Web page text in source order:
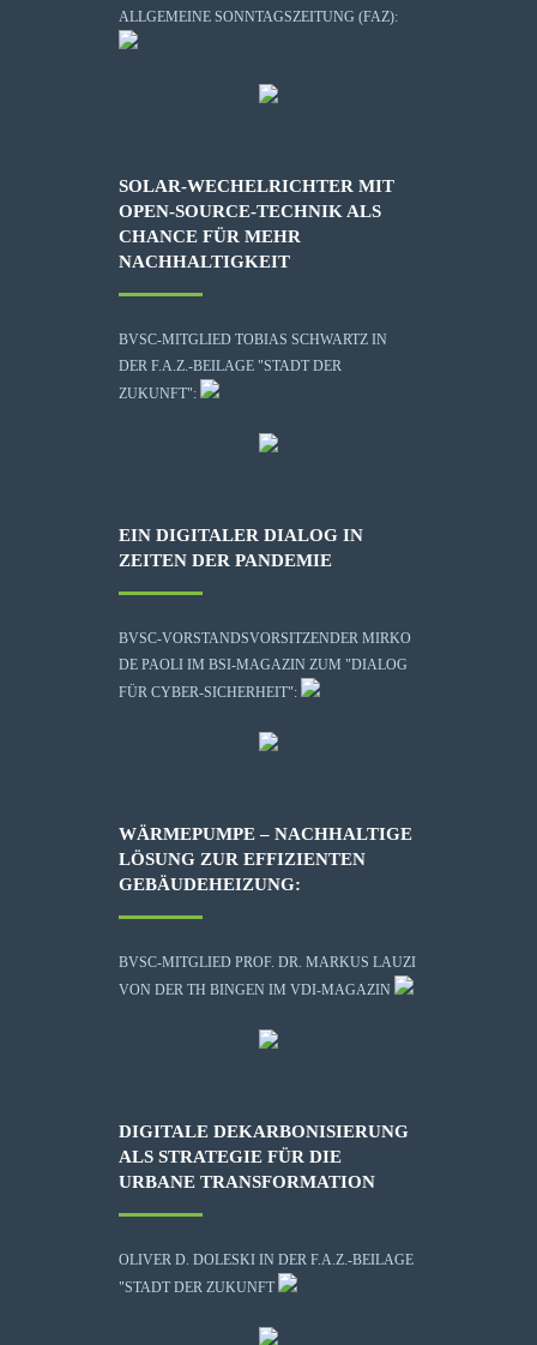
ALLGEMEINE SONNTAGSZEITUNG (FAZ):
SOLAR-WECHELRICHTER MIT
OPEN-SOURCE-TECHNIK ALS
CHANCE FÜR MEHR
NACHHALTIGKEIT
BVSC-MITGLIED TOBIAS SCHWARTZ IN
DER F.A.Z.-BEILAGE "STADT DER
ZUKUNFT":
EIN DIGITALER DIALOG IN
ZEITEN DER PANDEMIE
BVSC-VORSTANDSVORSITZENDER MIRKO
DE PAOLI IM BSI-MAGAZIN ZUM "DIALOG
FÜR CYBER-SICHERHEIT":
WÄRMEPUMPE – NACHHALTIGE
LÖSUNG ZUR EFFIZIENTEN
GEBÄUDEHEIZUNG:
BVSC-MITGLIED PROF. DR. MARKUS LAUZI
VON DER TH BINGEN IM VDI-MAGAZIN
DIGITALE DEKARBONISIERUNG
ALS STRATEGIE FÜR DIE
URBANE TRANSFORMATION
OLIVER D. DOLESKI IN DER F.A.Z.-BEILAGE
"STADT DER ZUKUNFT